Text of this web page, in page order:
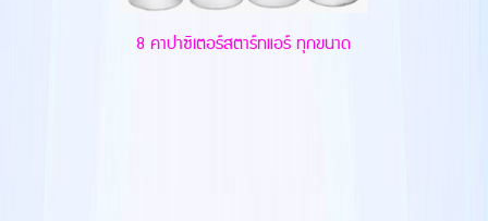
8 คาปาซิเตอร์สตาร์ทแอร์ ทุกขนาด